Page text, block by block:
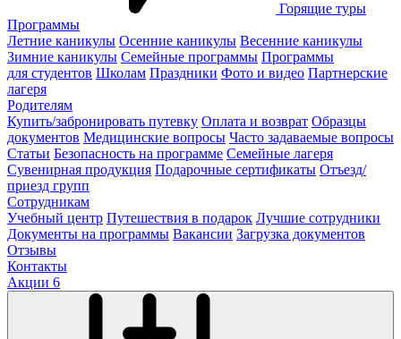
Горящие туры
Программы
Летние каникулы Осенние каникулы Весенние каникулы
Зимние каникулы Семейные программы Программы
для студентов Школам Праздники Фото и видео Партнерские
лагеря
Родителям
Купить/забронировать путевку Оплата и возврат Образцы
документов Медицинские вопросы Часто задаваемые вопросы
Статьи Безопасность на программе Семейные лагеря
Сувенирная продукция Подарочные сертификаты Отъезд/
приезд групп
Сотрудникам
Учебный центр Путешествия в подарок Лучшие сотрудники
Документы на программы Вакансии Загрузка документов
Отзывы
Контакты
Акции 6